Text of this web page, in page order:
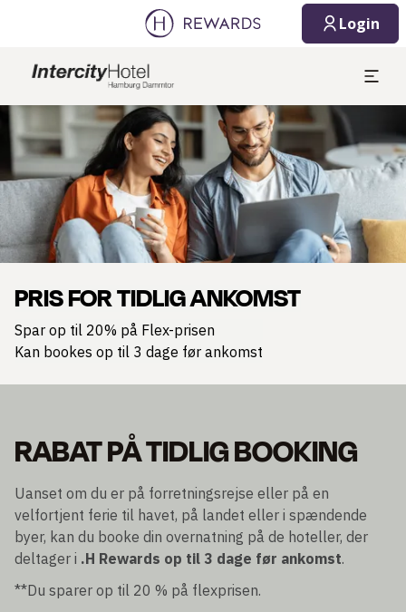
Login
Slide 1 af 1
PRIS FOR TIDLIG ANKOMST
Spar op til 20% på Flex-prisen
Kan bookes op til 3 dage før ankomst
RABAT PÅ TIDLIG BOOKING
Uanset om du er på forretningsrejse eller på en
velfortjent ferie til havet, på landet eller i spændende
byer, kan du booke din overnatning på de hoteller, der
deltager i .H Rewards op til 3 dage før ankomst.
**Du sparer op til 20 % på flexprisen.